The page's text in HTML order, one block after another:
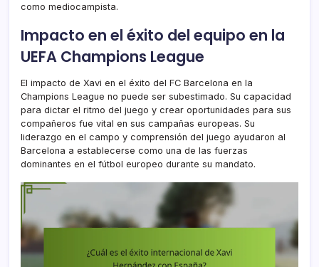
como mediocampista.
Impacto en el éxito del equipo en la
UEFA Champions League
El impacto de Xavi en el éxito del FC Barcelona en la
Champions League no puede ser subestimado. Su capacidad
para dictar el ritmo del juego y crear oportunidades para sus
compañeros fue vital en sus campañas europeas. Su
liderazgo en el campo y comprensión del juego ayudaron al
Barcelona a establecerse como una de las fuerzas
dominantes en el fútbol europeo durante su mandato.